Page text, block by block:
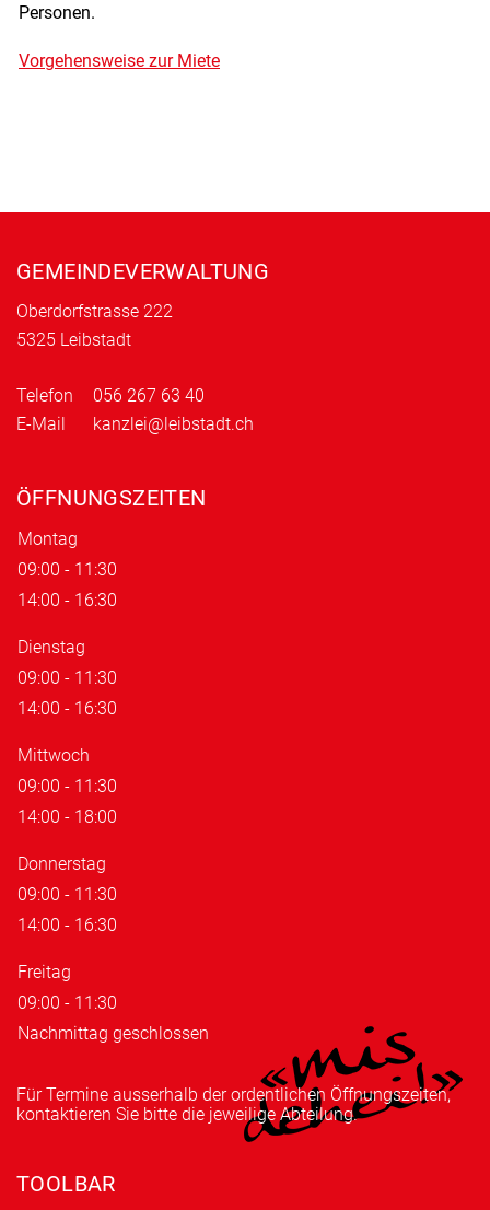
Personen.
Vorgehensweise zur Miete
Fusszeile
GEMEINDEVERWALTUNG
Oberdorfstrasse 222
5325 Leibstadt
Telefon
056 267 63 40
E-Mail
kanzlei@leibstadt.ch
ÖFFNUNGSZEITEN
Montag
09:00 - 11:30
14:00 - 16:30
Dienstag
09:00 - 11:30
14:00 - 16:30
Mittwoch
09:00 - 11:30
14:00 - 18:00
Donnerstag
09:00 - 11:30
14:00 - 16:30
Freitag
09:00 - 11:30
Nachmittag geschlossen
Für Termine ausserhalb der ordentlichen Öffnungszeiten,
kontaktieren Sie bitte die jeweilige Abteilung.
TOOLBAR